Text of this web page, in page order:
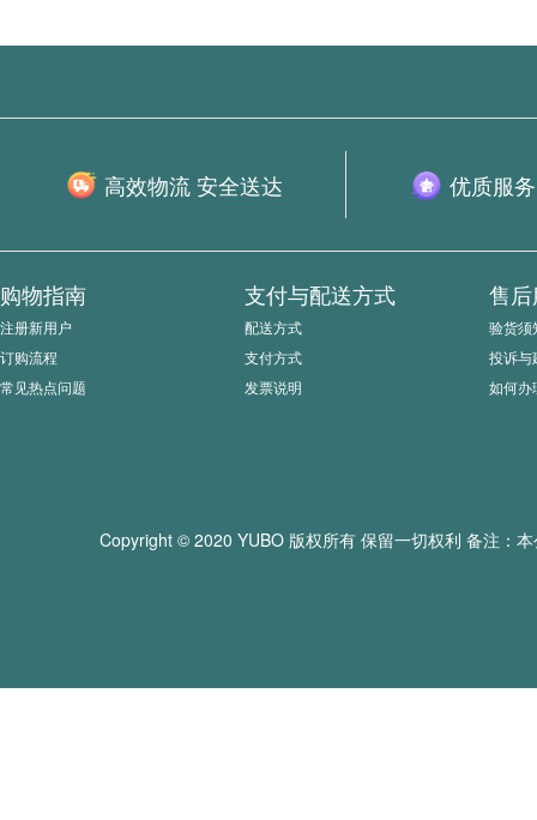
高效物流 安全送达 优质服
购物指南
注册新用户
订购流程
常见热点问题
支付与配送方式
配送方式
支付方式
发票说明
售
验货须
投诉与
如何办
Copyright © 2020 YUBO 版权所有 保留一切权利 备注：